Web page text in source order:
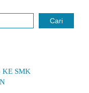
Cari
KE SMK